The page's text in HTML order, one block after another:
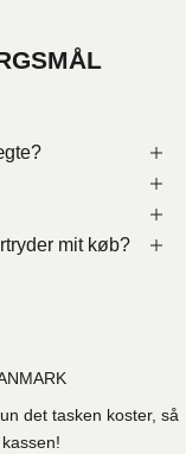
mit køb?
det tasken koster, så